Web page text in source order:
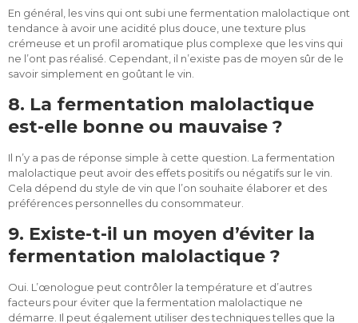
En général, les vins qui ont subi une fermentation malolactique ont
tendance à avoir une acidité plus douce, une texture plus
crémeuse et un profil aromatique plus complexe que les vins qui
ne l’ont pas réalisé. Cependant, il n’existe pas de moyen sûr de le
savoir simplement en goûtant le vin.
8. La fermentation malolactique
est-elle bonne ou mauvaise ?
Il n’y a pas de réponse simple à cette question. La fermentation
malolactique peut avoir des effets positifs ou négatifs sur le vin.
Cela dépend du style de vin que l’on souhaite élaborer et des
préférences personnelles du consommateur.
9. Existe-t-il un moyen d’éviter la
fermentation malolactique ?
Oui. L’œnologue peut contrôler la température et d’autres
facteurs pour éviter que la fermentation malolactique ne
démarre. Il peut également utiliser des techniques telles que la